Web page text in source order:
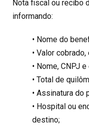
Nota fiscal ou recibo
informando:
• Nome do
• Valor
• Nome, CNPJ
• Total de
• Assinatura do
• Hospital ou
destino;